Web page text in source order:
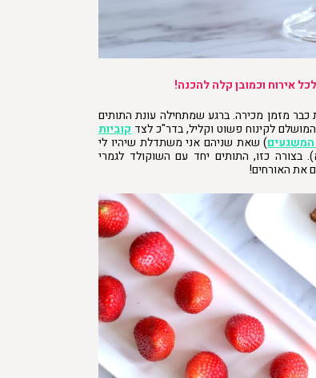
אירוח וכמובן קלה להכנה!
מזמן מכירה. ברגע שמתחילה עונת התותים
לקינוח פשוט וקליל, בדר"כ לצד קוביות
) שאת שניהם אני משתדלת שיהיו לי
כזו, התותים יחד עם השוקולד לגמרי
את האורחים!